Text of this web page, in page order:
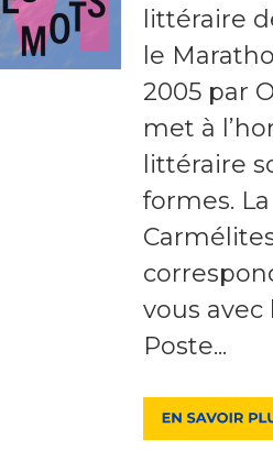
littéraire
le
2005 par
met à
littéraire
formes.
vous avec
Poste...